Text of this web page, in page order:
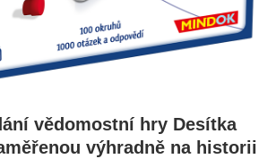
vědomostní hry Desítka
výhradně na historii